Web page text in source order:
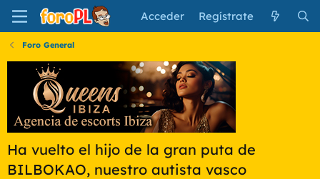
Acceder Regístrate
Foro General
Ha vuelto el hijo de la gran puta de
BILBOKAO, nuestro autista vasco